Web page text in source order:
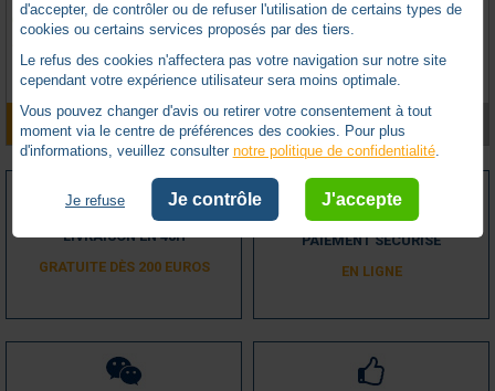
En stock
86,66€ TTC
AJOUTER AU PANIER
Produit indisponible
VOIR LE PRODUIT
LIVRAISON EN 48H
GRATUITE DÈS 200 EUROS
PAIEMENT SÉCURISÉ
EN LIGNE
d'accepter, de contrôler ou de refuser l'utilisation de certains types de
cookies ou certains services proposés par des tiers.
Le refus des cookies n'affectera pas votre navigation sur notre site
cependant votre expérience utilisateur sera moins optimale.
Vous pouvez changer d'avis ou retirer votre consentement à tout
moment via le centre de préférences des cookies. Pour plus
d'informations, veuillez consulter notre politique de confidentialité.
Je refuse Je contrôle J'accepte